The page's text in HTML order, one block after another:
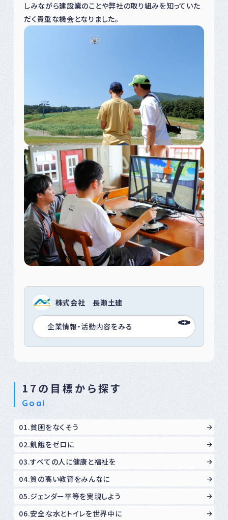
17の目標から探す
Goal
01.貧困をなくそう
02.飢餓をゼロに
03.すべての人に健康と福祉を
04.質の高い教育をみんなに
05.ジェンダー平等を実現しよう
06.安全な水とトイレを世界中に
しみながら建設業のことや弊社の取り組みを知っていた
だく貴重な機会となりました。
株式会社 長瀬土建
企業情報・活動内容をみる